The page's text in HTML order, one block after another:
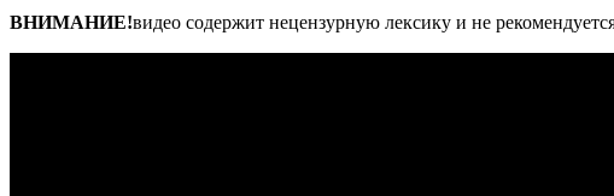
ВНИМАНИЕ!видео содержит нецензурную лексику и не